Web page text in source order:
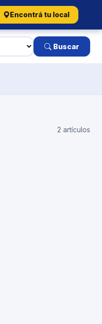
Encontrá tu local
Buscar
2 artículos